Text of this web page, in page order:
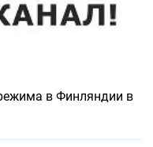
в Финляндии в